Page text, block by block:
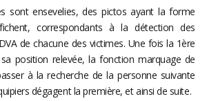
sont ensevelies, des pictos ayant la forme
correspondants à la détection des
de chacune des victimes. Une fois la 1ère
position relevée, la fonction marquage de
à la recherche de la personne suivante
dégagent la première, et ainsi de suite.